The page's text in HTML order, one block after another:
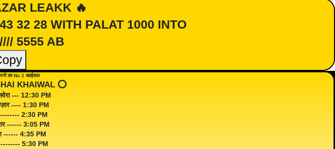
LEAKK 🔥
32 28 WITH PALAT 1000 INTO
5555 AB
का No 1 खाईवाल
KHAIWAL ⭕️
--- 12:30 PM
---- 1:30 PM
-------- 2:30 PM
------ 3:05 PM
------ 4:35 PM
5:30 PM